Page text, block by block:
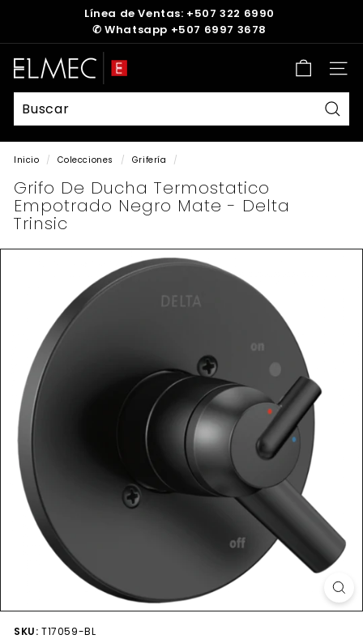
diapositivas
pausa
Línea de Ventas: +507 322 6990
✆ Whatsapp +507 6997 3678
E
L
M
E
C
Inicio / Colecciones / Grifería /
Grifo De Ducha Termostatico
Empotrado Negro Mate - Delta
Trinsic
SKU: T17059-BL